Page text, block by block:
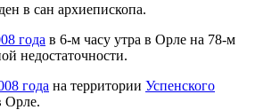
в сан архиепископа.
года в 6-м часу утра в Орле на 78-м
недостаточности.
года на территории Успенского
Орле.